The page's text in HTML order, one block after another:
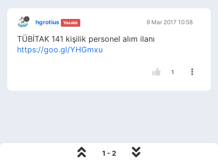
hgrotius Yasaklı 9 Mar 2017 10:58
TÜBİTAK 141 kişilik personel alım ilanı
https://goo.gl/YHGmxu
1
1 - 2